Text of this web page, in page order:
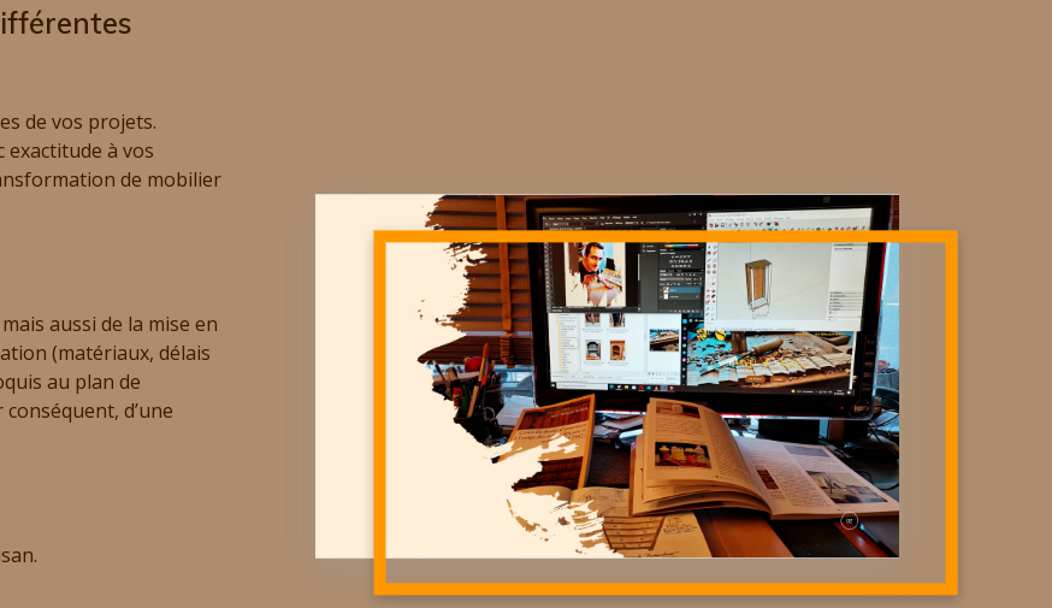
de vos projets.
à vos
de mobilier
aussi de la mise en
(matériaux, délais
au plan de
d’une